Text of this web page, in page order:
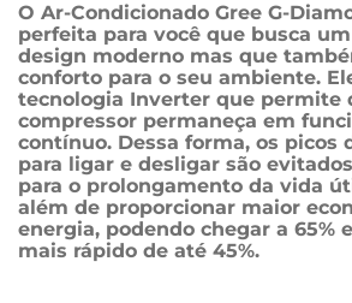
O Ar-Condicionado Gree G-
perfeita para você que busca
design moderno mas que
conforto para o seu ambiente.
tecnologia Inverter que permite
compressor permaneça em
contínuo. Dessa forma, os picos
para ligar e desligar são
para o prolongamento da vida
além de proporcionar maior
energia, podendo chegar a 65%
mais rápido de até 45%.